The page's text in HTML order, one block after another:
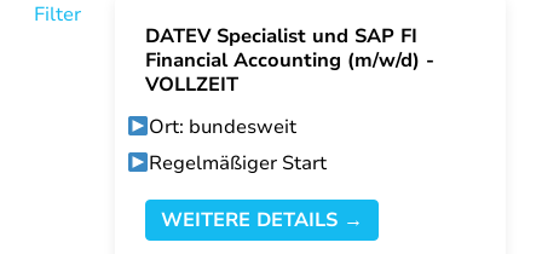
Filter
DATEV Specialist und SAP FI
Financial Accounting (m/w/d) -
VOLLZEIT
Ort: bundesweit
Regelmäßiger Start
WEITERE DETAILS →